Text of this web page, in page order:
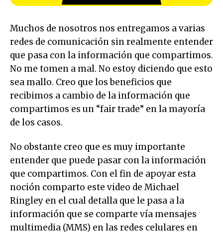
Muchos de nosotros nos entregamos a varias
redes de comunicación sin realmente entender
que pasa con la información que compartimos.
No me tomen a mal. No estoy diciendo que esto
sea mallo. Creo que los beneficios que
recibimos a cambio de la información que
compartimos es un “fair trade” en la mayoría
de los casos.
No obstante creo que es muy importante
entender que puede pasar con la información
que compartimos. Con el fin de apoyar esta
noción comparto este video de Michael
Ringley en el cual detalla que le pasa a la
información que se comparte vía mensajes
multimedia (MMS) en las redes celulares en